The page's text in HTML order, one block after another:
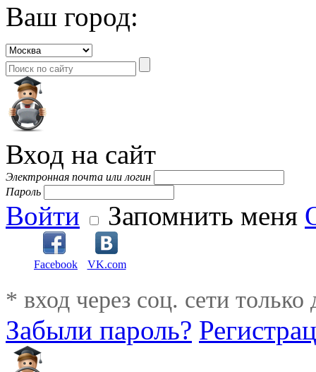
Ваш город:
Вход на сайт
Электронная почта или логин
Пароль
Войти Запомнить меня
Facebook VK.com
* вход через соц. сети
Забыли пароль?